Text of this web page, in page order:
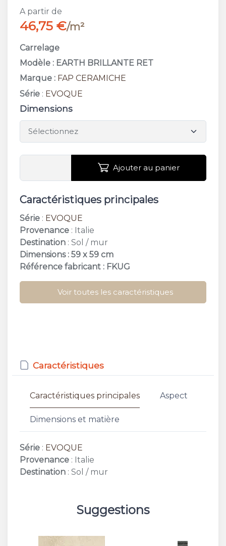
A partir de
46,75 €/m²
Carrelage
Modèle : EARTH BRILLANTE RET
Marque : FAP CERAMICHE
Série : EVOQUE
Dimensions
Ajouter au panier
Caractéristiques principales
Série : EVOQUE
Provenance : Italie
Destination : Sol / mur
Dimensions : 59 x 59 cm
Référence fabricant : FKUG
Voir toutes les caractéristiques
Caractéristiques
Caractéristiques principales Aspect
Dimensions et matière
Série : EVOQUE
Provenance : Italie
Destination : Sol / mur
Suggestions